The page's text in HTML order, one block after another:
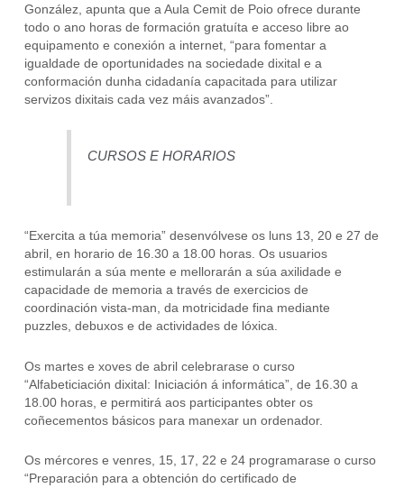
González, apunta que a Aula Cemit de Poio ofrece durante
todo o ano horas de formación gratuíta e acceso libre ao
equipamento e conexión a internet, “para fomentar a
igualdade de oportunidades na sociedade dixital e a
conformación dunha cidadanía capacitada para utilizar
servizos dixitais cada vez máis avanzados”.
CURSOS E HORARIOS
“Exercita a túa memoria” desenvólvese os luns 13, 20 e 27 de
abril, en horario de 16.30 a 18.00 horas. Os usuarios
estimularán a súa mente e mellorarán a súa axilidade e
capacidade de memoria a través de exercicios de
coordinación vista-man, da motricidade fina mediante
puzzles, debuxos e de actividades de lóxica.
Os martes e xoves de abril celebrarase o curso
“Alfabeticiación dixital: Iniciación á informática”, de 16.30 a
18.00 horas, e permitirá aos participantes obter os
coñecementos básicos para manexar un ordenador.
Os mércores e venres, 15, 17, 22 e 24 programarase o curso
“Preparación para a obtención do certificado de